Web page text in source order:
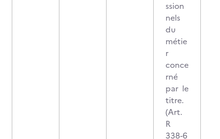
ssion
nels
du
métie
r
conce
rné
par le
titre.
(Art.
R
338-6